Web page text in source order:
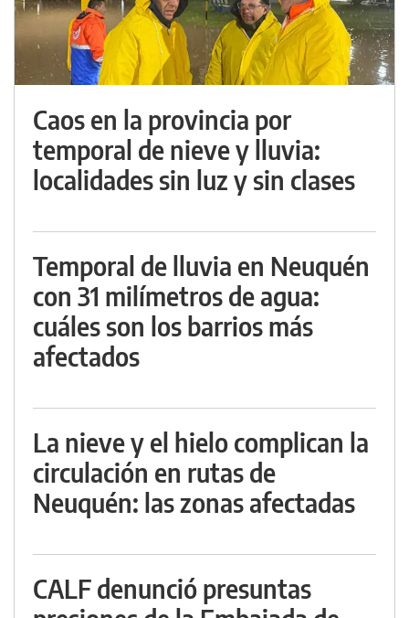
Caos en la provincia por
temporal de nieve y lluvia:
localidades sin luz y sin clases
Temporal de lluvia en Neuquén
con 31 milímetros de agua:
cuáles son los barrios más
afectados
La nieve y el hielo complican la
circulación en rutas de
Neuquén: las zonas afectadas
CALF denunció presuntas